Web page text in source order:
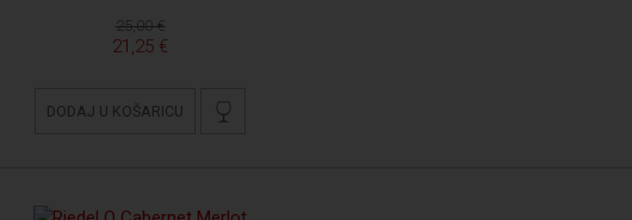
25,00 €
21,25 €
DODAJ U KOŠARICU